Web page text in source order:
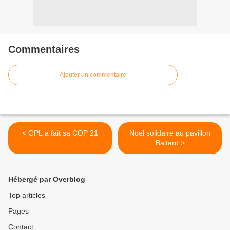
Commentaires
Ajouter un commentaire
< GPL a fait sa COP 21
Noël solidaire au pavillon
Baltard >
Hébergé par Overblog
Top articles
Pages
Contact